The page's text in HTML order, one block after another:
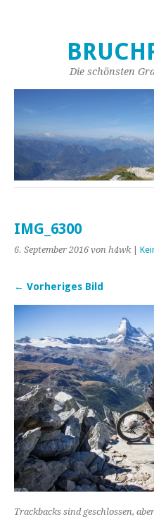
Die schönsten
IMG_6300
6. September 2016 von h4wk|
← Vorheriges Bild
Trackbacks sind geschlossen,